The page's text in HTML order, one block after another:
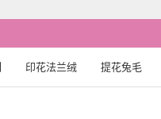
印花法兰绒 提花兔毛